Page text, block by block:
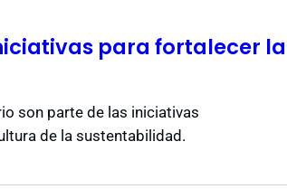
para fortalecer la
son parte de las iniciativas
de la sustentabilidad.